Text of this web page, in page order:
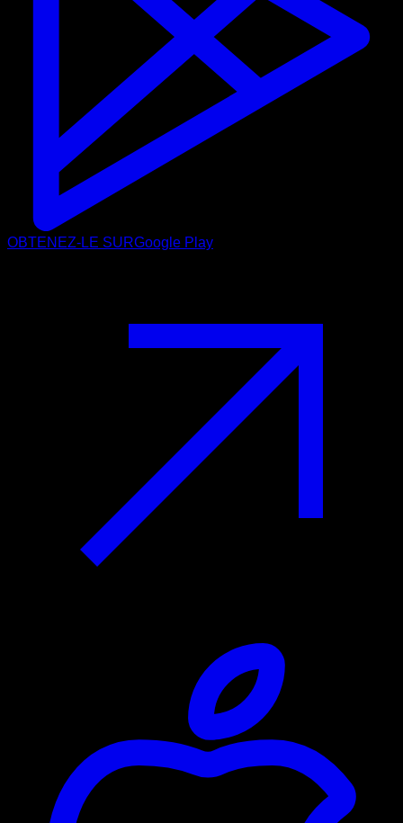
OBTENEZ-LE SURGoogle Play